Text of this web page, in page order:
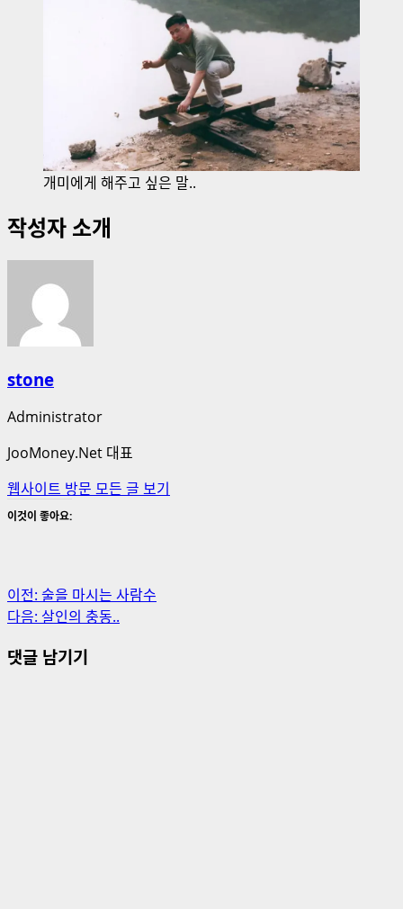
개미에게 해주고 싶은 말..
작성자 소개
stone
Administrator
JooMoney.Net 대표
웹사이트 방문 모든 글 보기
이것이 좋아요:
게
시
물
이전: 술을 마시는 사람수
다음: 살인의 충동..
댓글 남기기